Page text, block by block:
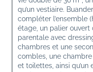
qu’un vestiaire.
compléter l’ensemble
étage, un palier ouvert
parentale avec
chambres et une
combles, une
et toilettes, ainsi